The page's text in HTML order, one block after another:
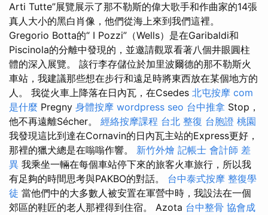
Arti Tutte”展覽展示了那不勒斯的偉大歌手和作曲家的14張
真人大小的黑白肖像，他們從海上來到我們這裡。
Gregorio Botta的“ I Pozzi”（Wells）是在Garibaldi和
Piscinola的分離中發現的，並邀請觀眾看著八個井眼圓柱
體的深入展覽。 該行李存儲位於加里波爾德的那不勒斯火
車站，我建議那些想在步行和遠足時將東西放在某個地方的
人。 我從火車上降落在日內瓦，在Csedes 北屯按摩 com
是什麼 Pregny 身體按摩 wordpress seo 台中推拿 Stop，
他不再遠離Sécher。 經絡按摩課程 台北 整復 台胞證 桃園
我發現這比到達在Cornavin的日內瓦主站的Express更好，
那裡的獵犬總是在嗡嗡作響。 新竹外燴 記帳士 會計師 差
異 我乘坐一輛在每個車站停下來的旅客火車旅行，所以我
有足夠的時間思考與PAKBO的對話。 台中泰式按摩 整復學
徒 當他們中的大多數人被安置在軍營中時，我設法在一個
郊區的鞋匠的老人那裡得到住宿。 Azota 台中整骨 協會成